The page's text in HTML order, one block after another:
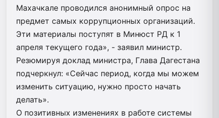
Махачкале проводился анонимный опрос на
предмет самых коррупционных организаций.
Эти материалы поступят в Минюст РД к 1
апреля текущего года», - заявил министр.
Резюмируя доклад министра, Глава Дагестана
подчеркнул: «Сейчас период, когда мы можем
изменить ситуацию, нужно просто начать
делать».
О позитивных изменениях в работе системы